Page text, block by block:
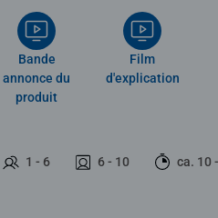
Bande
annonce du
produit
Film
d'explication
1 - 6 6 - 10 ca. 10